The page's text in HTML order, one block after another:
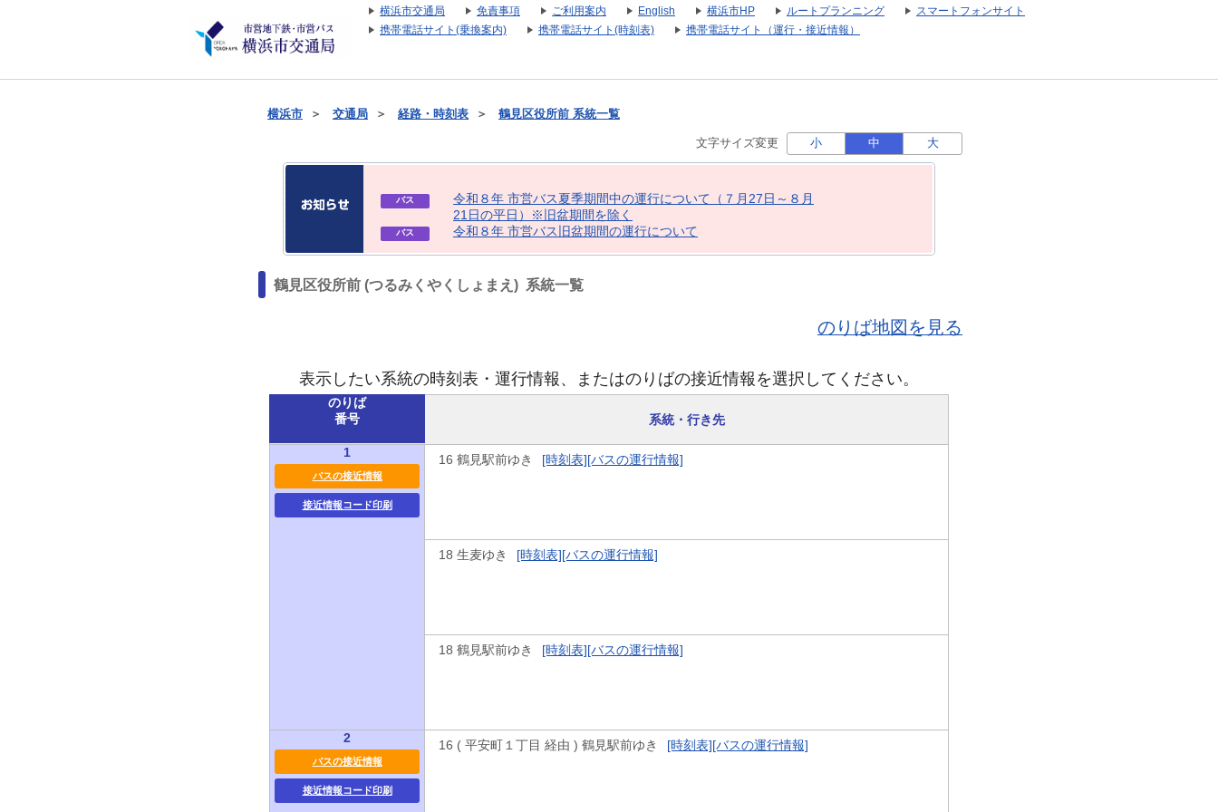
横浜市交通局 免責事項 ご利用案内 English 横浜市HP ルートプランニング
スマートフォンサイト
携帯電話サイト(乗換案内)
携帯電話サイト(時刻表) 携帯電話サイト（運行・接近情報）
横浜市 ＞ 交通局 ＞ 経路・時刻表 ＞ 鶴見区役所前 系統一覧
文字サイズ変更 小 中 大
バス 令和 ８年 市営バス夏季期間中の運行について （ ７ 月 27日 ～ ８ 月
21 日の平日 ） ※ 旧盆期間を除 く
バス 令和 ８年 市営バス 旧盆期間の運行について
鶴見区役所前 (つるみくやくしょまえ) 系統一覧
のりば地図を見る
表示したい系統の時刻表・運行情報、またはのりばの接近情報を選択してください。
のりば
番号
系統・行き先
1
バスの接近情報
接近情報コード印刷
16 鶴見駅前ゆき [時刻表][バスの運行情報]
18 生麦ゆき [時刻表][バスの運行情報]
18 鶴見駅前ゆき [時刻表][バスの運行情報]
2
バスの接近情報
接近情報コード印刷
16 ( 平安町１丁目 経由 ) 鶴見駅前ゆき [時刻表][バスの運行情報]